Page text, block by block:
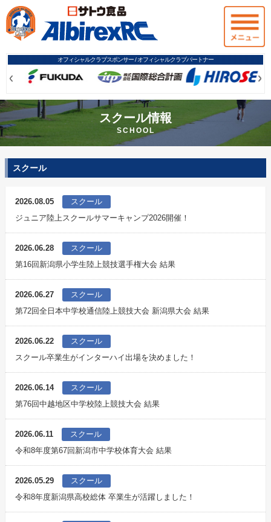
オフィシャルクラブスポンサー / オフィシャルクラブパートナー
Prev
Prev
スクール情報
SCHOOL
スクール
2026.08.05
スクール
ジュニア陸上スクールサマーキャンプ2026開催！
2026.06.28
スクール
第16回新潟県小学生陸上競技選手権大会 結果
2026.06.27
スクール
第72回全日本中学校通信陸上競技大会 新潟県大会 結果
2026.06.22
スクール
スクール卒業生がインターハイ出場を決めました！
2026.06.14
スクール
第76回中越地区中学校陸上競技大会 結果
2026.06.11
スクール
令和8年度第67回新潟市中学校体育大会 結果
2026.05.29
スクール
令和8年度新潟県高校総体 卒業生が活躍しました！